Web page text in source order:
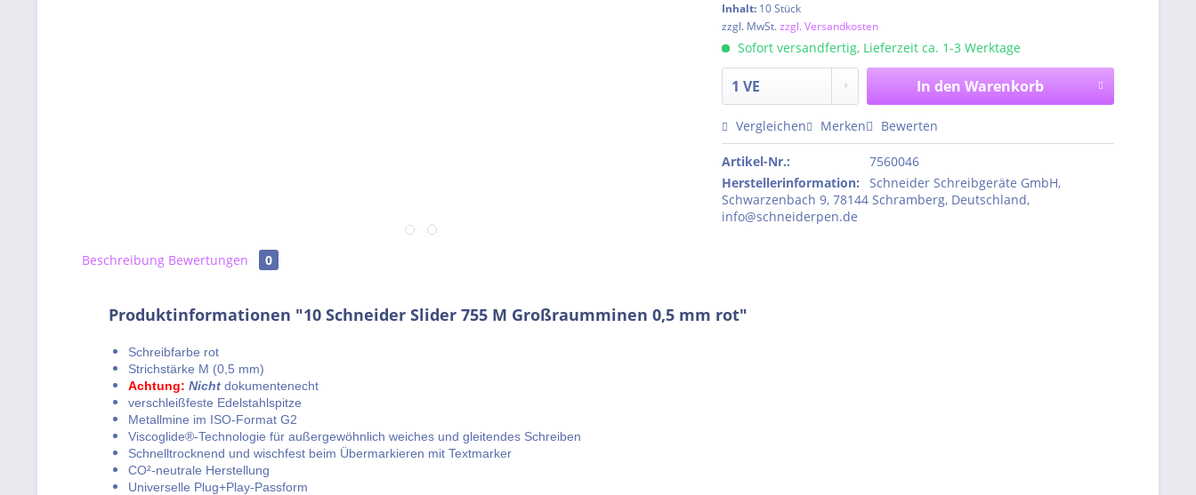
Inhalt: 10 Stück
zzgl. MwSt.zzgl. Versandkosten
Sofort versandfertig, Lieferzeit ca. 1-3 Werktage
In den Warenkorb
Vergleichen Merken Bewerten
Artikel-Nr.:
7560046
Herstellerinformation:
Schneider Schreibgeräte GmbH,
Schwarzenbach 9, 78144 Schramberg, Deutschland,
info@schneiderpen.de
Beschreibung Bewertungen 0
Produktinformationen "10 Schneider Slider 755 M Großraumminen 0,5 mm rot"
Schreibfarbe rot
Strichstärke M (0,5 mm)
Achtung: Nicht dokumentenecht
verschleißfeste Edelstahlspitze
Metallmine im ISO-Format G2
Viscoglide®-Technologie für außergewöhnlich weiches und gleitendes Schreiben
Schnelltrocknend und wischfest beim Übermarkieren mit Textmarker
CO²-neutrale Herstellung
Universelle Plug+Play-Passform